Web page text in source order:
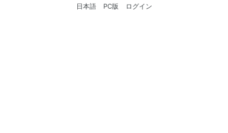
日本語 PC版 ログイン